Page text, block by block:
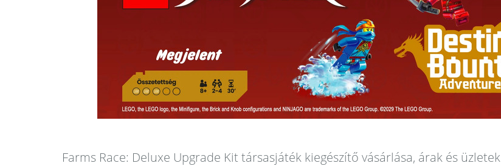
Farms Race: Deluxe Upgrade Kit társasjáték kiegészítő vásárlása, árak és üzletek